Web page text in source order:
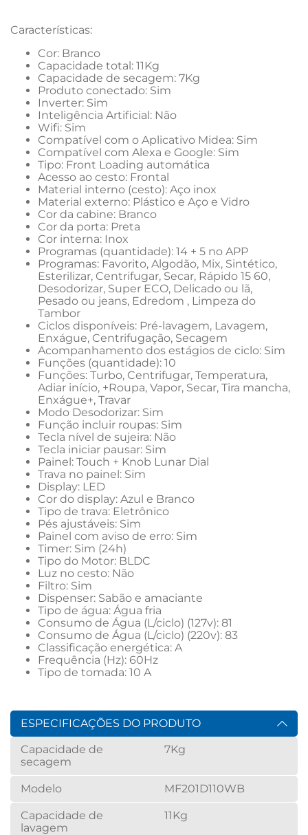
Características:
Cor: Branco
Capacidade total: 11Kg
Capacidade de secagem: 7Kg
Produto conectado: Sim
Inverter: Sim
Inteligência Artificial: Não
Wifi: Sim
Compatível com o Aplicativo Midea: Sim
Compatível com Alexa e Google: Sim
Tipo: Front Loading automática
Acesso ao cesto: Frontal
Material interno (cesto): Aço inox
Material externo: Plástico e Aço e Vidro
Cor da cabine: Branco
Cor da porta: Preta
Cor interna: Inox
Programas (quantidade): 14 + 5 no APP
Programas: Favorito, Algodão, Mix, Sintético,
Esterilizar, Centrifugar, Secar, Rápido 15 60,
Desodorizar, Super ECO, Delicado ou lã,
Pesado ou jeans, Edredom , Limpeza do
Tambor
Ciclos disponíveis: Pré-lavagem, Lavagem,
Enxágue, Centrifugação, Secagem
Acompanhamento dos estágios de ciclo: Sim
Funções (quantidade): 10
Funções: Turbo, Centrifugar, Temperatura,
Adiar início, +Roupa, Vapor, Secar, Tira mancha,
Enxágue+, Travar
Modo Desodorizar: Sim
Função incluir roupas: Sim
Tecla nível de sujeira: Não
Tecla iniciar pausar: Sim
Painel: Touch + Knob Lunar Dial
Trava no painel: Sim
Display: LED
Cor do display: Azul e Branco
Tipo de trava: Eletrônico
Pés ajustáveis: Sim
Painel com aviso de erro: Sim
Timer: Sim (24h)
Tipo do Motor: BLDC
Luz no cesto: Não
Filtro: Sim
Dispenser: Sabão e amaciante
Tipo de água: Água fria
Consumo de Água (L/ciclo) (127v): 81
Consumo de Água (L/ciclo) (220v): 83
Classificação energética: A
Frequência (Hz): 60Hz
Tipo de tomada: 10 A
ESPECIFICAÇÕES DO PRODUTO
Capacidade de
secagem
7Kg
Modelo MF201D110WB
Capacidade de
lavagem
11Kg